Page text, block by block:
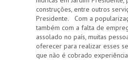
construções, entre outros
Presidente. Com a
também com a falta de
assolado no país, muitas
oferecer para realizar esses
que não é cobrado